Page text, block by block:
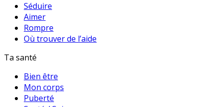
Séduire
Aimer
Rompre
Où trouver de l’aide
Ta santé
Bien être
Mon corps
Puberté